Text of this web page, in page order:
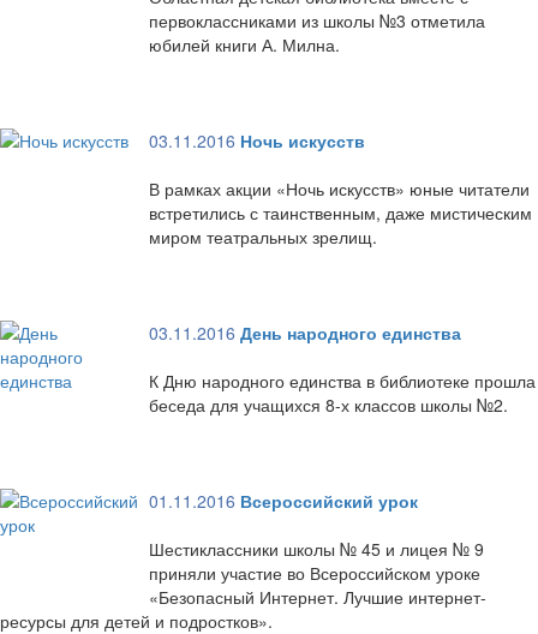
первоклассниками из школы №3 отметила
юбилей книги А. Милна.
03.11.2016 Ночь искусств
В рамках акции «Ночь искусств» юные читатели
встретились с таинственным, даже мистическим
миром театральных зрелищ.
03.11.2016 День народного единства
К Дню народного единства в библиотеке прошла
беседа для учащихся 8-х классов школы №2.
01.11.2016 Всероссийский урок
Шестиклассники школы № 45 и лицея № 9
приняли участие во Всероссийском уроке
«Безопасный Интернет. Лучшие интернет-
ресурсы для детей и подростков».